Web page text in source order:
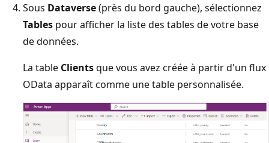
Sous Dataverse(près du bord gauche), sélectionnez
Tables pour afficher la liste des tables de votre base
de données.
La table Clientsque vous avez créée à partir d'un flux
OData apparaît comme une table personnalisée.